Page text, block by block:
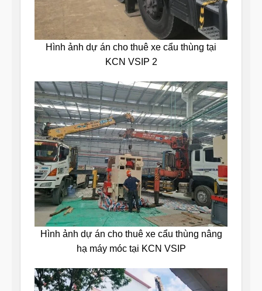
Hình ảnh dự án cho thuê xe cẩu thùng tại
KCN VSIP 2
Hình ảnh dự án cho thuê xe cẩu thùng nâng
hạ máy móc tại KCN VSIP